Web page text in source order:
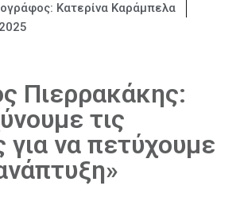
Κατερίνα Καράμπελα
Πιερρακάκης:
τις
για να πετύχουμε